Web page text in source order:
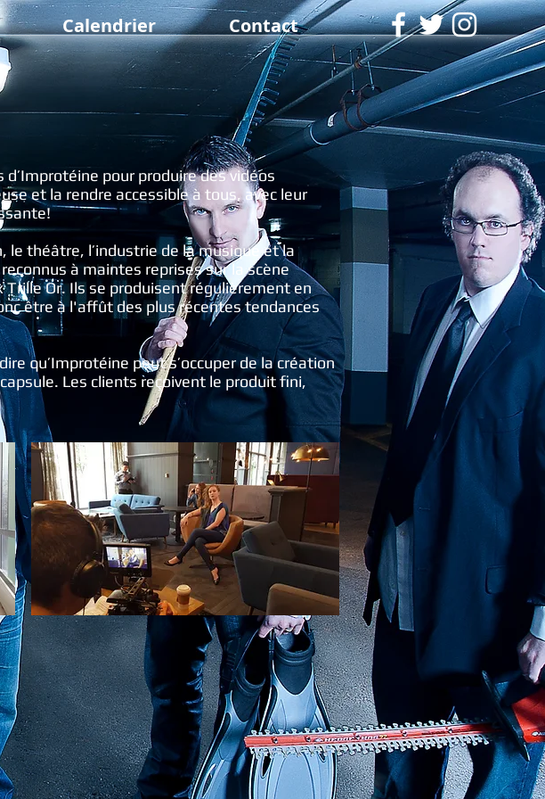
Calendrier Contact
pour produire des vidéos
et la rendre accessible à tous, avec leur
le théâtre, l’industrie de la musique et la
à maintes reprises sur la scène
Trille Or. Ils se produisent régulièrement en
être à l'affût des plus récentes tendances
qu’Improtéine peut s’occuper de la création
Les clients reçoivent le produit fini,